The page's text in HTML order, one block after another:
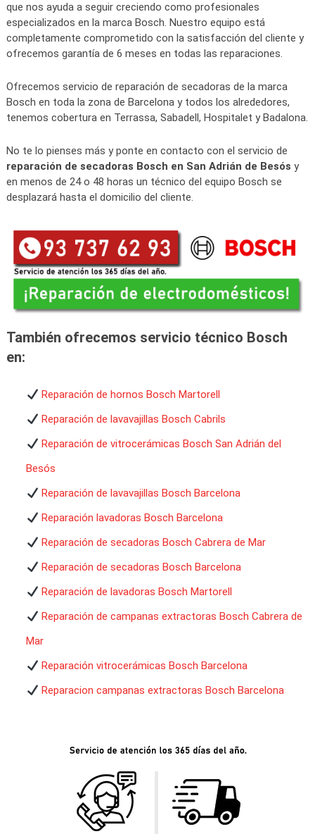
que nos ayuda a seguir creciendo como profesionales
especializados en la marca Bosch. Nuestro equipo está
completamente comprometido con la satisfacción del cliente y
ofrecemos garantía de 6 meses en todas las reparaciones.
Ofrecemos servicio de reparación de secadoras de la marca
Bosch en toda la zona de Barcelona y todos los alrededores,
tenemos cobertura en Terrassa, Sabadell, Hospitalet y Badalona.
No te lo pienses más y ponte en contacto con el servicio de
reparación de secadoras Bosch en San Adrián de Besós y
en menos de 24 o 48 horas un técnico del equipo Bosch se
desplazará hasta el domicilio del cliente.
También ofrecemos servicio técnico Bosch
en:
Reparación de hornos Bosch Martorell
Reparación de lavavajillas Bosch Cabrils
Reparación de vitrocerámicas Bosch San Adrián del
Besós
Reparación de lavavajillas Bosch Barcelona
Reparación lavadoras Bosch Barcelona
Reparación de secadoras Bosch Cabrera de Mar
Reparación de secadoras Bosch Barcelona
Reparación de lavadoras Bosch Martorell
Reparación de campanas extractoras Bosch Cabrera de
Mar
Reparación vitrocerámicas Bosch Barcelona
Reparacion campanas extractoras Bosch Barcelona